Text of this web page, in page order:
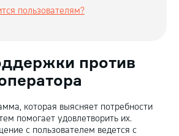
пользователям?
против
которая выясняет потребности
помогает удовлетворить их.
с пользователем ведется с